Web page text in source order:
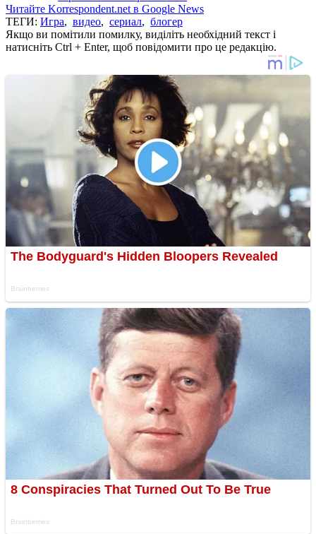
Читайте Korrespondent.net в Google News
ТЕГИ: Игра, видео, сериал, блогер
Якщо ви помітили помилку, виділіть необхідний текст і
натисніть Ctrl + Enter, щоб повідомити про це редакцію.